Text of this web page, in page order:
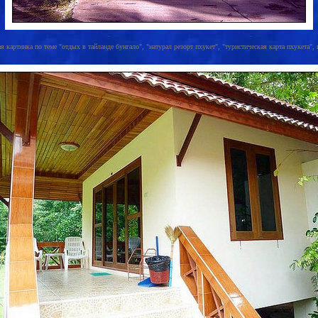
картинка по теме "отдых в тайланде бунгало", "натурал резорт пхукет", "туристическая карта пхукета",